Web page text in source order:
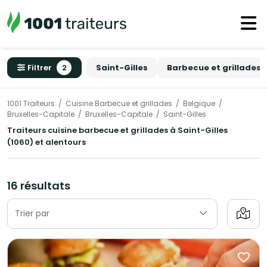
Filtrer 2 Saint-Gilles Barbecue et grillades
1001 Traiteurs Cuisine Barbecue et grillades
Belgique
Bruxelles-Capitale
Bruxelles-Capitale Saint-Gilles
Traiteurs cuisine barbecue et grillades à Saint-Gilles
(1060) et alentours
16 résultats
Trier par